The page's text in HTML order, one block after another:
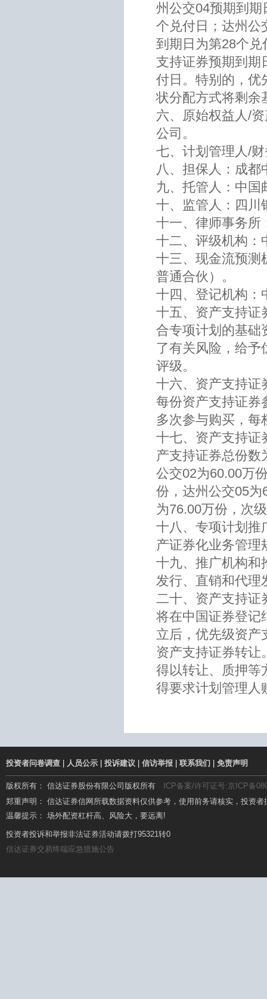
州公交04预期到
个兑付日；达州公
到期日为第28个
支持证券预期到期
付日。特别的，优
状分配方式将剩
六、原始权益人/
公司。
七、计划管理人/
八、担保人：成
九、托管人：中
十、监管人：四
十一、律师事务
十二、评级机构
十三、现金流预测
普通合伙）。
十四、登记机构
十五、资产支持证
合专项计划的基础
了有关风险，给
评级。
十六、资产支持证
每份资产支持证券
多次参与购买，
十七、资产支持证
产支持证券总份数
公交02为60.00万
份，达州公交05为
为76.00万份，次
十八、专项计划推
产证券化业务管
十九、推广机构和
发行、直销和代
二十、资产支持证
将在中国证券登记
立后，优先级资产
资产支持证券转让
得以转让、质押等
得要求计划管理人
投资者问卷调查 人员公示 投诉建议 信访举报 联系我们 免责声明
版权所有： 信达证券股份有限公司版权所有
ICP备案/许可证号:京ICP备
郑重声明： 信达证券信网所载数据资料仅供参考，使用前务请核实，投资
温馨提示： 场外配资杠杆高、风险大，要远离!
温馨提示： 坚持理性投资，远离场外配资
投资者投诉和举报非法证券活动请拨打95321转0
信达证券交易终端应急措施公告